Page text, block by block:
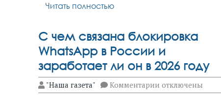
Читать полностью
С чем связана блокировка
WhatsApp в России и
заработает ли он в 2026 году
"Наша газета" Комментариик
записи
отключены